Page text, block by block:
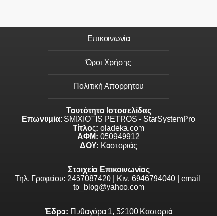
Επικοινωνία
Όροι Χρήσης
Πολιτική Απορρήτου
Ταυτότητα Ιστοσελίδας
Επωνυμία: SMIXIOTIS PETROS - StarSystemPro
Τίτλος: oladeka.com
ΑΦΜ: 050949912
ΔΟΥ: Καστοριάς
Στοιχεία Επικοινωνίας
Τηλ. Γραφείου: 2467087420 | Κιν. 6946794040 | email:
to_blog@yahoo.com
Έδρα: Πυθαγόρα 1, 52100 Καστοριά